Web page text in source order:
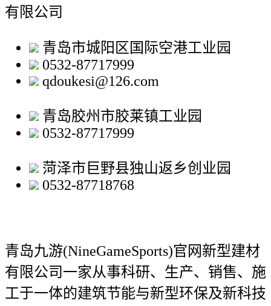
有限公司
青岛市城阳区国际空港工业园
0532-87717999
qdoukesi@126.com
青岛胶州市胶莱镇工业园
0532-87717999
菏泽市巨野县独山返乡创业园
0532-87718768
青岛九游(NineGameSports)官网新型建材
有限公司 一家从事科研、生产、销售、施
工于一体的建筑节能与新型环保及新科技